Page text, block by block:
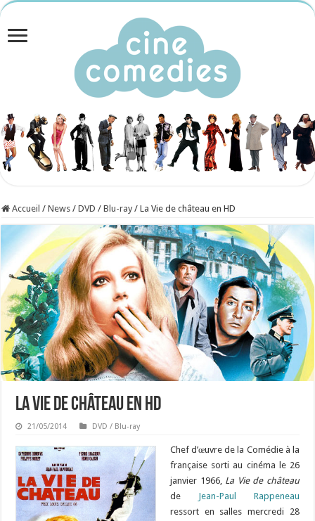
Accueil / News / DVD / Blu-ray / La Vie de château en HD
La Vie de château en HD
21/05/2014 DVD / Blu-ray
Chef d’œuvre de la Comédie à la
française sorti au cinéma le 26
janvier 1966, La Vie de château
de Jean-Paul Rappeneau
ressort en salles mercredi 28